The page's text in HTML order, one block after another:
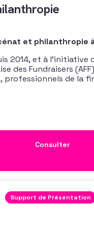
et philanthropie
2014, et à l’initiative
des Fundraisers
professionnels de la
Consulter
Support de Présentation